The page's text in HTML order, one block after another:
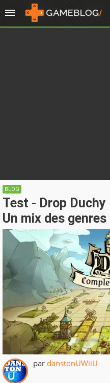
BLOG
Test - Drop
Un mix des
par danstonUWiiU